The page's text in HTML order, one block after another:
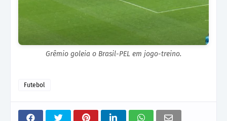
Grêmio goleia o Brasil-PEL em jogo-treino.
Futebol